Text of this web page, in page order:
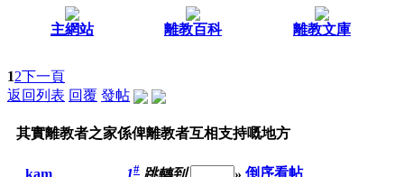
主網站 離教百科 離教文庫
12下一頁
返回列表 回覆 發帖
其實離教者之家係俾離教者互相支持嘅地方
1# 跳轉到 » 倒序看帖